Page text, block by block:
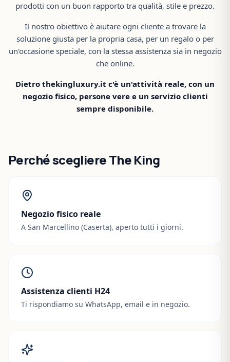
prodotti con un buon rapporto tra qualità, stile e prezzo.
Il nostro obiettivo è aiutare ogni cliente a trovare la
soluzione giusta per la propria casa, per un regalo o per
un'occasione speciale, con la stessa assistenza sia in negozio
che online.
Dietro thekingluxury.it c'è un'attività reale, con un
negozio fisico, persone vere e un servizio clienti
sempre disponibile.
Perché scegliere The King
Negozio fisico reale
A San Marcellino (Caserta), aperto tutti i giorni.
Assistenza clienti H24
Ti rispondiamo su WhatsApp, email e in negozio.